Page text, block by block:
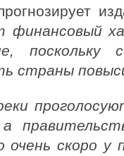
финансовый
поскольку
страны
а
очень скоро